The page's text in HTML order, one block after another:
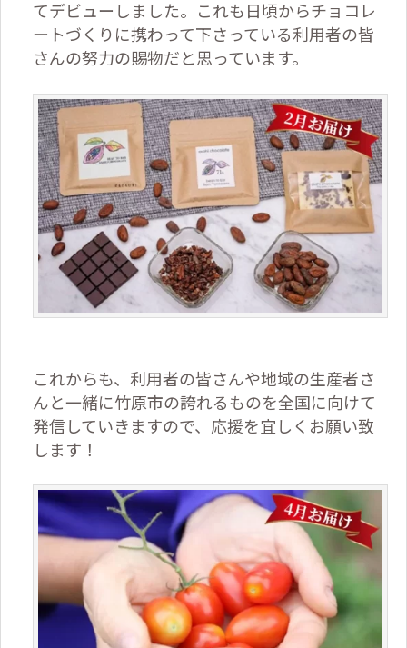
てデビューしました。これも日頃からチョコレ
ートづくりに携わって下さっている利用者の皆
さんの努力の賜物だと思っています。
これからも、利用者の皆さんや地域の生産者さ
んと一緒に竹原市の誇れるものを全国に向けて
発信していきますので、応援を宜しくお願い致
します！